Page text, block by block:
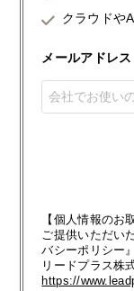
クラウドや
メールアドレス
【個人情報のお
ご提供いただい
バシーポリシー
リードプラス株
https://